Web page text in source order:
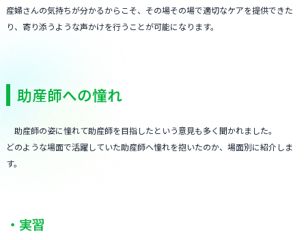
産婦さんの気持ちが分かるからこそ、その場その場で適切なケアを提供できた
り、寄り添うような声かけを行うことが可能になります。
助産師への憧れ
助産師の姿に憧れて助産師を目指したという意見も多く聞かれました。
どのような場面で活躍していた助産師へ憧れを抱いたのか、場面別に紹介しま
す。
・実習